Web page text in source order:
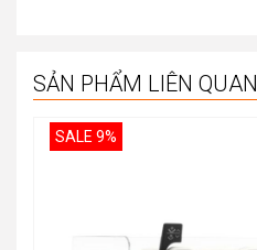
SẢN PHẨM LIÊN QUAN
SALE 9%